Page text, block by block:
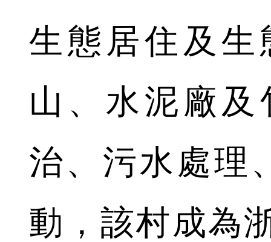
生態居住及生
山、水泥廠
治、污水處理
動，該村成為